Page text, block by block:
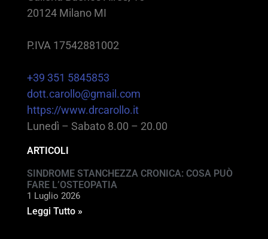
20124 Milano MI
P.IVA 17542881002
+39 351 5845853
dott.carollo@gmail.com
https://www.drcarollo.it
Lunedì – Sabato 8.00 – 20.00
ARTICOLI
SINDROME STANCHEZZA CRONICA: COSA PUÒ
FARE L’OSTEOPATIA
1 Luglio 2026
Leggi Tutto »